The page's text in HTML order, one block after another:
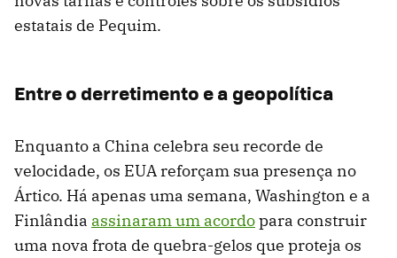
estatais de Pequim.
Entre o derretimento e a geopolítica
Enquanto a China celebra seu recorde de
velocidade, os EUA reforçam sua presença no
Ártico. Há apenas uma semana, Washington e a
Finlândia assinaram um acordopara construir
uma nova frota de quebra-gelos que proteja os